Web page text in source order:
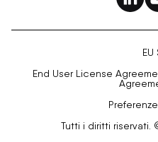
EU
End User License
Tutti i diritti riservati.